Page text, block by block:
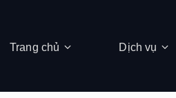
Trang chủ Dịch vụ